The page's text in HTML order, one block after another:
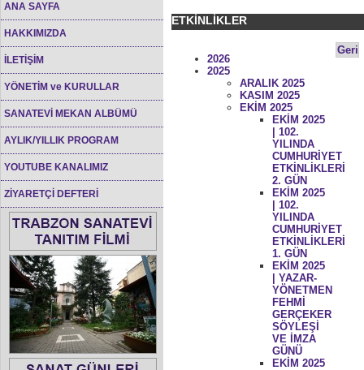
ANA SAYFA
HAKKIMIZDA
İLETİŞİM
YÖNETİM ve KURULLAR
SANATEVİ MEKAN ALBÜMÜ
AYLIK/YILLIK PROGRAM
YOUTUBE KANALIMIZ
ZİYARETÇİ DEFTERİ
ETKİNLİKLER
Geri
2026
2025
ARALIK 2025
KASIM 2025
EKİM 2025
EKİM 2025
| 102.
YILINDA
CUMHURİYET
ETKİNLİKLERİ
2. GÜN
EKİM 2025
| 102.
YILINDA
CUMHURİYET
ETKİNLİKLERİ
1. GÜN
EKİM 2025
| YAZAR-
YÖNETMEN
FEHMİ
GERÇEKER
SÖYLEŞİ
VE İMZA
GÜNÜ
EKİM 2025